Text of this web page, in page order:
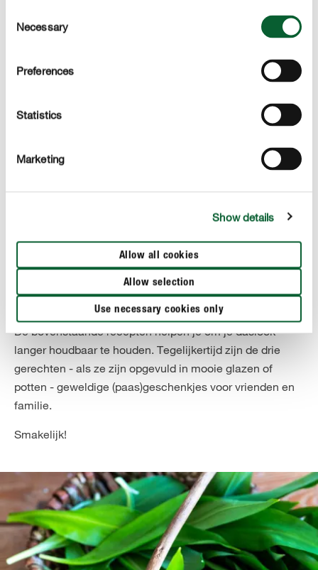
Selection
Necessary
Preferences
Statistics
Marketing
Show details
Allow all cookies
Allow selection
Use necessary cookies only
met peper en zout. Giet ten slotte de pesto in een pot
(met schroefdop) en bedek die met een dun laagje
Heerlijke geschenken
De bovenstaande recepten helpen je om je daslook
langer houdbaar te houden. Tegelijkertijd zijn de drie
gerechten - als ze zijn opgevuld in mooie glazen of
potten - geweldige (paas)geschenkjes voor vrienden en
familie.
Smakelijk!